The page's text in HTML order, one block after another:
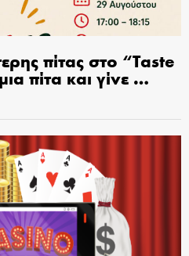
πίτας στο “Taste
πίτα και γίνε …